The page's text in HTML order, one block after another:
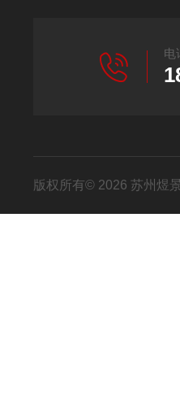
电
版权所有© 2026 苏州煜